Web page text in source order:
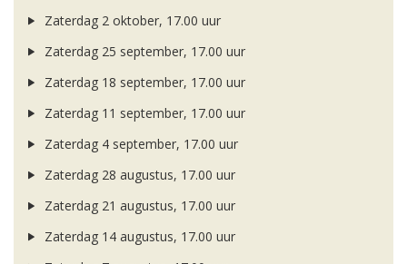
Zaterdag 2 oktober, 17.00 uur
Zaterdag 25 september, 17.00 uur
Zaterdag 18 september, 17.00 uur
Zaterdag 11 september, 17.00 uur
Zaterdag 4 september, 17.00 uur
Zaterdag 28 augustus, 17.00 uur
Zaterdag 21 augustus, 17.00 uur
Zaterdag 14 augustus, 17.00 uur